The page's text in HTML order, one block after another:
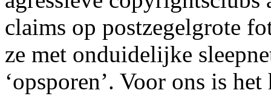
claims op postzegelgrote
ze met onduidelijke
‘opsporen’. Voor ons is